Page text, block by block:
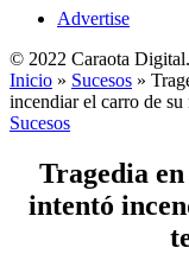
Advertise
© 2022 Caraota
Inicio » Sucesos »
incendiar el carro de
Sucesos
Tragedia
intentó